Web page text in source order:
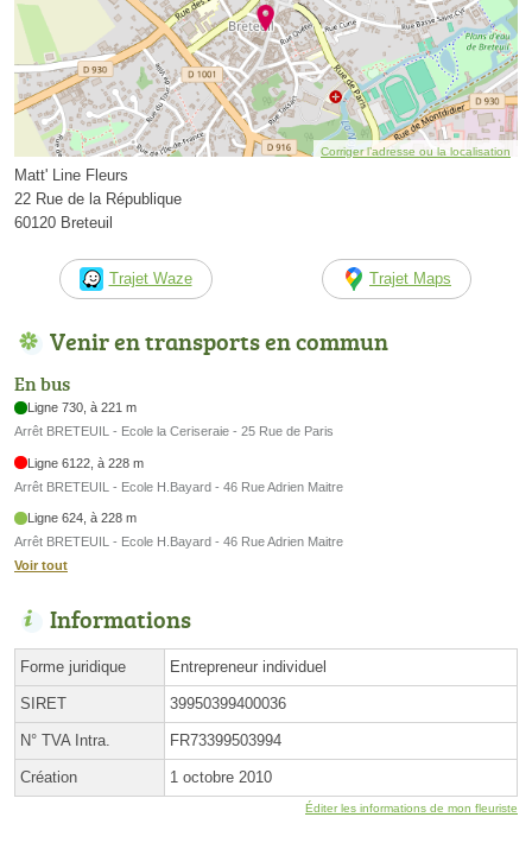
Corriger l’adresse ou la localisation
Matt' Line Fleurs
22 Rue de la République
60120 Breteuil
Trajet Waze Trajet Maps
Venir en transports en commun
En bus
Ligne 730, à 221 m
Arrêt BRETEUIL - Ecole la Ceriseraie - 25 Rue de Paris
Ligne 6122, à 228 m
Arrêt BRETEUIL - Ecole H.Bayard - 46 Rue Adrien Maitre
Ligne 624, à 228 m
Arrêt BRETEUIL - Ecole H.Bayard - 46 Rue Adrien Maitre
Voir tout
Informations
Forme juridique Entrepreneur individuel
SIRET 39950399400036
N° TVA Intra. FR73399503994
Création 1 octobre 2010
Éditer les informations de mon fleuriste